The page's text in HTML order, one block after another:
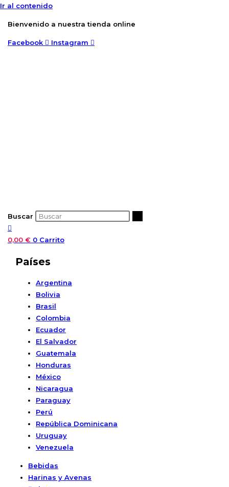
Ir al contenido
Bienvenido a nuestra tienda online
Facebook Instagram
Buscar
0,00 € 0 Carrito
Países
Argentina
Bolivia
Brasil
Colombia
Ecuador
El Salvador
Guatemala
Honduras
México
Nicaragua
Paraguay
Perú
República Dominicana
Uruguay
Venezuela
Bebidas
Harinas y Avenas